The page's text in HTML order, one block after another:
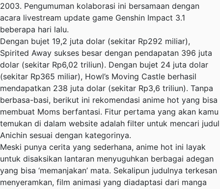
2003. Pengumuman kolaborasi ini bersamaan dengan
acara livestream update game Genshin Impact 3.1
beberapa hari lalu.
Dengan bujet 19,2 juta dolar (sekitar Rp292 miliar),
Spirited Away sukses besar dengan pendapatan 396 juta
dolar (sekitar Rp6,02 triliun). Dengan bujet 24 juta dolar
(sekitar Rp365 miliar), Howl’s Moving Castle berhasil
mendapatkan 238 juta dolar (sekitar Rp3,6 triliun). Tanpa
berbasa-basi, berikut ini rekomendasi anime hot yang bisa
membuat Moms berfantasi. Fitur pertama yang akan kamu
temukan di dalam website adalah filter untuk mencari judul
Anichin sesuai dengan kategorinya.
Meski punya cerita yang sederhana, anime hot ini layak
untuk disaksikan lantaran menyuguhkan berbagai adegan
yang bisa ‘memanjakan’ mata. Sekalipun judulnya terkesan
menyeramkan, film animasi yang diadaptasi dari manga